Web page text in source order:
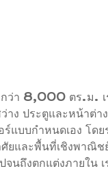
ว่า 8,000 ตร.ม. เ
ว่าง ประตูและหน้าต่
ร์แบบกำหนดเอง โ
ยและพื้นที่เชิงพาณิ
จนถึงตกแต่งภายใน